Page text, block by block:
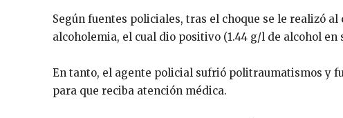
Según fuentes policiales, tras el choque se le realizó
alcoholemia, el cual dio positivo (1.44 g/l de alcohol en
En tanto, el agente policial sufrió politraumatismos y
para que reciba atención médica.